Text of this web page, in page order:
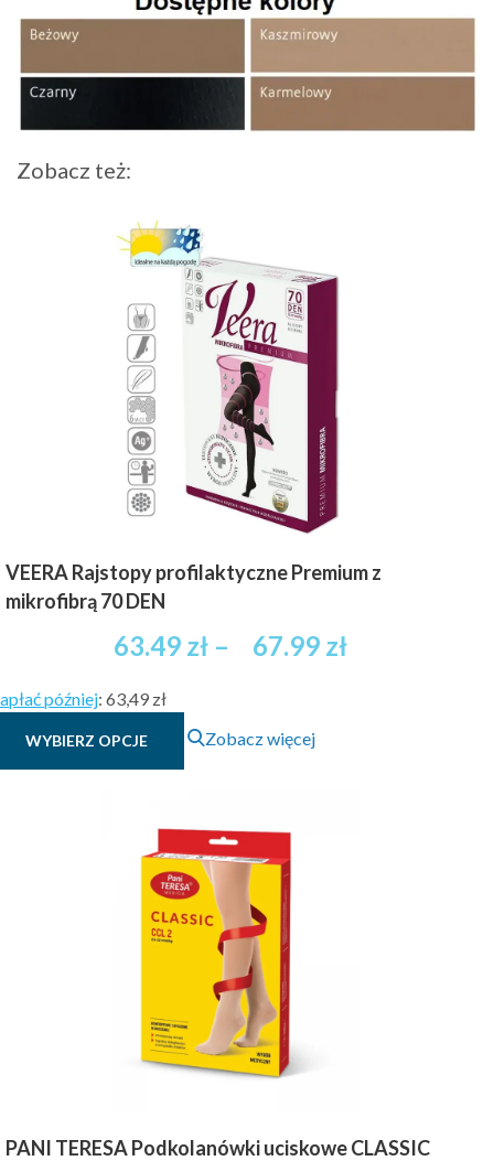
Zobacz też:
VEERA Rajstopy profilaktyczne Premium z
mikrofibrą 70 DEN
63.49 zł – 67.99 złZakres
później: 63,49 zł
WYBIERZ OPCJE
Ten
produkt
wariantów.
Opcje
można
wybrać
stronie
produktu
Zobacz więcej
PANI TERESA Podkolanówki uciskowe CLASSIC